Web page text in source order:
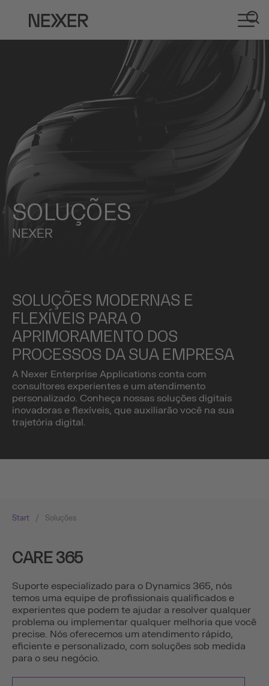
SOLUÇÕES
NEXER
SOLUÇÕES MODERNAS E
FLEXÍVEIS PARA O
APRIMORAMENTO DOS
PROCESSOS DA SUA EMPRESA
A Nexer Enterprise Applications conta com
consultores experientes e um atendimento
personalizado. Conheça nossas soluções digitais
inovadoras e flexíveis, que auxiliarão você na sua
trajetória digital.
Start / Soluções
CARE 365
Suporte especializado para o Dynamics 365, nós
temos uma equipe de profissionais qualificados e
experientes que podem te ajudar a resolver qualquer
problema ou implementar qualquer melhoria que você
precise. Nós oferecemos um atendimento rápido,
eficiente e personalizado, com soluções sob medida
para o seu negócio.